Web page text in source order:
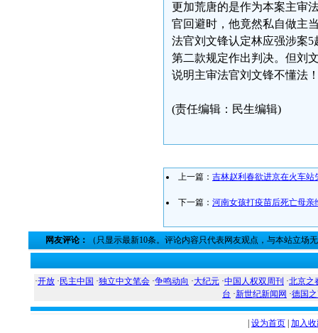
更加荒唐的是作为本案主审
官回避时，他竟然私自做主
法官刘文锋认定林应强涉案
第二款规定作出判决。但刘
说明主审法官刘文锋不懂法
(责任编辑：民生编辑)
上一篇： 吉林赵利春欲进京在火车站
下一篇： 河南女孩打疫苗后死亡母亲
网友评论： （只显示最新10条。评论内容只代表网友观点，与本站立场
·开放 · 民主中国 ·独立中文笔会 ·争鸣动向 ·大纪元 ·中国人权双周刊 ·北京之
台 ·新世纪新闻网 ·德国
设为首页 加入